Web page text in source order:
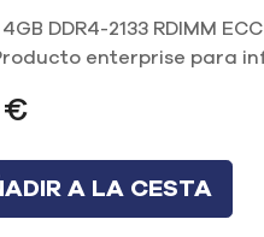
DDR4-2133 RDIMM
enterprise para
€
A LA CESTA